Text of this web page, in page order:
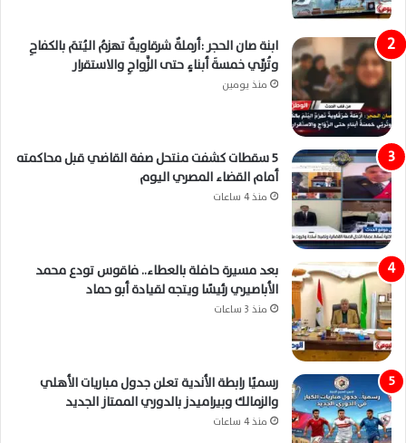
ابنة صان الحجر :أرملةٌ شرقاويةٌ تهزمُ اليُتمَ بالكفاحِ
وتُربِّي خمسةَ أبناءٍ حتى الزَّواجِ والاستقرار
منذ يومين
5 سقطات كشفت منتحل صفة القاضي قبل محاكمته
أمام القضاء المصري اليوم
منذ 4 ساعات
بعد مسيرة حافلة بالعطاء.. فاقوس تودع محمد
الأباصيري رئيسًا ويتجه لقيادة أبو حماد
منذ 3 ساعات
رسميًا رابطة الأندية تعلن جدول مباريات الأهلي
والزمالك وبيراميدز بالدوري الممتاز الجديد
منذ 4 ساعات